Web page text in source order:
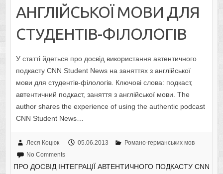
АНГЛІЙСЬКОЇ МОВИ ДЛЯ
СТУДЕНТІВ-ФІЛОЛОГІВ
У статті йдеться про досвід використання автентичного
подкасту CNN Student News на заняттях з англійської
мови для студентів-філологів. Ключові слова: подкаст,
автентичний подкаст, заняття з англійської мови. The
author shares the experience of using the authentic podcast
CNN Student News…
Леся Коцюк 05.06.2013
Романо-германських мов
No Comments
ПРО ДОСВІД ІНТЕГРАЦІЇ АВТЕНТИЧНОГО ПОДКАСТУ CNN